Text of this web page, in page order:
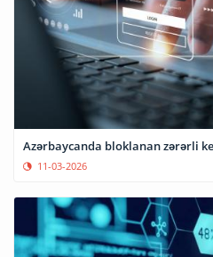
Azərbaycanda bloklanan zərərli
11-03-2026